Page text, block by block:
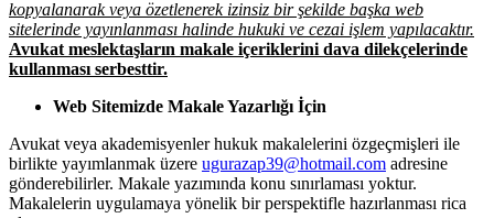
kopyalanarak veya özetlenerek izinsiz bir şekilde başka web
sitelerinde yayınlanması halinde hukuki ve cezai işlem yapılacaktır.
Avukat meslektaşların makale içeriklerini dava dilekçelerinde
kullanması serbesttir.
Web Sitemizde Makale Yazarlığı İçin
Avukat veya akademisyenler hukuk makalelerini özgeçmişleri ile
birlikte yayımlanmak üzere ugurazap39@hotmail.com adresine
gönderebilirler. Makale yazımında konu sınırlaması yoktur.
Makalelerin uygulamaya yönelik bir perspektifle hazırlanması rica